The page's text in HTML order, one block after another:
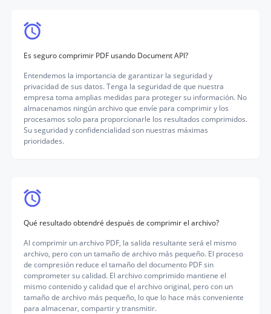
Es seguro comprimir PDF usando Document API?
Entendemos la importancia de garantizar la seguridad y
privacidad de sus datos. Tenga la seguridad de que nuestra
empresa toma amplias medidas para proteger su información. No
almacenamos ningún archivo que envíe para comprimir y los
procesamos solo para proporcionarle los resultados comprimidos.
Su seguridad y confidencialidad son nuestras máximas
prioridades.
Qué resultado obtendré después de comprimir el archivo?
Al comprimir un archivo PDF, la salida resultante será el mismo
archivo, pero con un tamaño de archivo más pequeño. El proceso
de compresión reduce el tamaño del documento PDF sin
comprometer su calidad. El archivo comprimido mantiene el
mismo contenido y calidad que el archivo original, pero con un
tamaño de archivo más pequeño, lo que lo hace más conveniente
para almacenar, compartir y transmitir.